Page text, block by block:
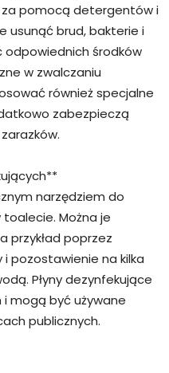
pomocą detergentów i
usunąć brud, bakterie i
odpowiednich środków
w zwalczaniu
również specjalne
zabezpieczą
narzędziem do
Można je
przykład poprzez
pozostawienie na kilka
Płyny dezynfekujące
mogą być używane
publicznych.